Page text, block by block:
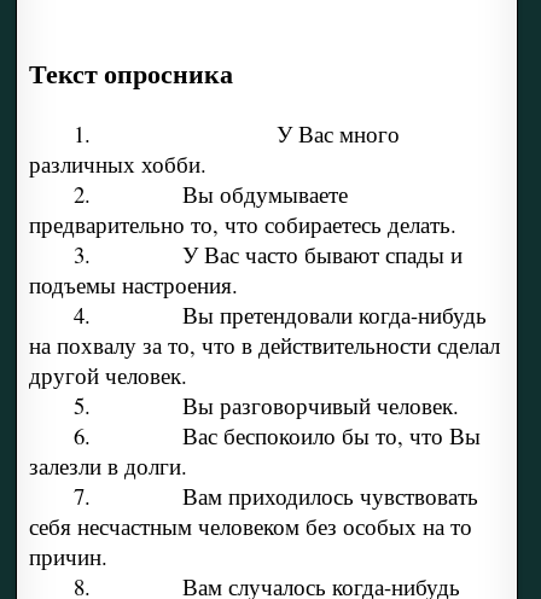
Текст опросника
1. У Вас много
различных хобби.
2. Вы обдумываете
предварительно то, что собираетесь делать.
3. У Вас часто бывают спады и
подъемы настроения.
4. Вы претендовали когда-нибудь
на похвалу за то, что в действительности сделал
другой человек.
5. Вы разговорчивый человек.
6. Вас беспокоило бы то, что Вы
залезли в долги.
7. Вам приходилось чувствовать
себя несчастным человеком без особых на то
причин.
8. Вам случалось когда-нибудь